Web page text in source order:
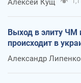
Алексей Кущ
Выход в элиту ЧМ
происходит в
Александр Липенко